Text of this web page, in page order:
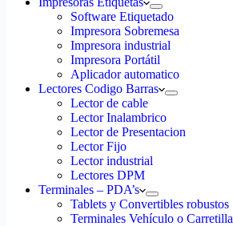
Software Etiquetado
Impresora Sobremesa
Impresora industrial
Impresora Portátil
Aplicador automatico
Lectores Codigo Barras
Lector de cable
Lector Inalambrico
Lector de Presentacion
Lector Fijo
Lector industrial
Lectores DPM
Terminales – PDA’s
Tablets y Convertibles robustos
Terminales Vehículo o Carretilla